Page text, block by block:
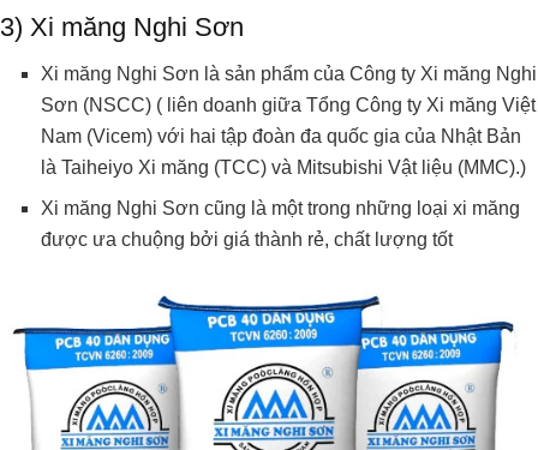
3) Xi măng Nghi Sơn
Xi măng Nghi Sơn là sản phẩm của Công ty Xi măng Nghi
Sơn (NSCC) ( liên doanh giữa Tổng Công ty Xi măng Việt
Nam (Vicem) với hai tập đoàn đa quốc gia của Nhật Bản
là Taiheiyo Xi măng (TCC) và Mitsubishi Vật liệu (MMC).)
Xi măng Nghi Sơn cũng là một trong những loại xi măng
được ưa chuộng bởi giá thành rẻ, chất lượng tốt